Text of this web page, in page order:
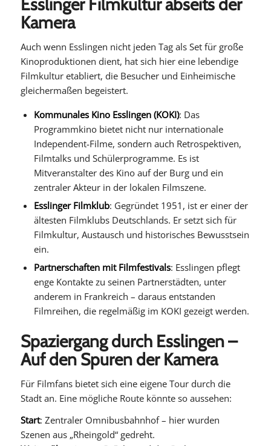
Esslinger Filmkultur abseits der
Kamera
Auch wenn Esslingen nicht jeden Tag als Set für große
Kinoproduktionen dient, hat sich hier eine lebendige
Filmkultur etabliert, die Besucher und Einheimische
gleichermaßen begeistert.
Kommunales Kino Esslingen (KOKI): Das
Programmkino bietet nicht nur internationale
Independent-Filme, sondern auch Retrospektiven,
Filmtalks und Schülerprogramme. Es ist
Mitveranstalter des Kino auf der Burg und ein
zentraler Akteur in der lokalen Filmszene.
Esslinger Filmklub: Gegründet 1951, ist er einer der
ältesten Filmklubs Deutschlands. Er setzt sich für
Filmkultur, Austausch und historisches Bewusstsein
ein.
Partnerschaften mit Filmfestivals: Esslingen pflegt
enge Kontakte zu seinen Partnerstädten, unter
anderem in Frankreich – daraus entstanden
Filmreihen, die regelmäßig im KOKI gezeigt werden.
Spaziergang durch Esslingen –
Auf den Spuren der Kamera
Für Filmfans bietet sich eine eigene Tour durch die
Stadt an. Eine mögliche Route könnte so aussehen:
Start: Zentraler Omnibusbahnhof – hier wurden
Szenen aus „Rheingold“ gedreht.